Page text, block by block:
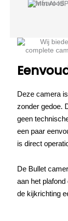
Deze camera
zonder gedoe.
geen
een paar
is direct
De Bullet
aan het
de kijkrichting